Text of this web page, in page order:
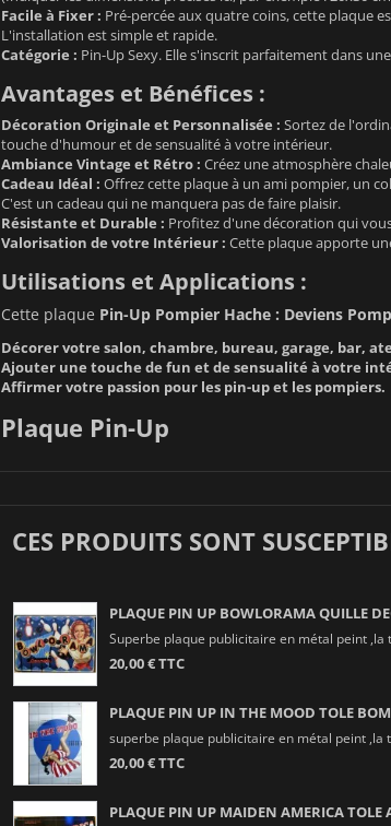
Facile à Fixer : Pré-percée aux quatre coins, cette plaque
L'installation est simple et rapide.
Catégorie : Pin-Up Sexy. Elle s'inscrit parfaitement dans
Avantages et Bénéfices :
Décoration Originale et Personnalisée : Sortez de
touche d'humour et de sensualité à votre intérieur.
Ambiance Vintage et Rétro : Créez une atmosphère
Cadeau Idéal : Offrez cette plaque à un ami pompier, un
C'est un cadeau qui ne manquera pas de faire plaisir.
Résistante et Durable : Profitez d'une décoration qui
Valorisation de votre Intérieur : Cette plaque apporte
Utilisations et Applications :
Cette plaque Pin-Up Pompier Hache : Deviens
Décorer votre salon, chambre, bureau, garage, bar,
Ajouter une touche de fun et de sensualité à votre
Affirmer votre passion pour les pin-up et les pompiers.
Plaque Pin-Up
CES PRODUITS SONT
PLAQUE PIN UP BOWLORAMA QUILLE
Superbe plaque publicitaire en métal peint ,la
20,00 € TTC
PLAQUE PIN UP IN THE MOOD TOLE
superbe plaque publicitaire en métal peint ,la
20,00 € TTC
PLAQUE PIN UP MAIDEN AMERICA TOLE